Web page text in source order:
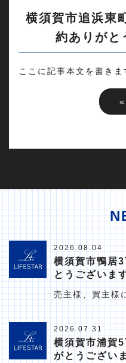
横須賀市追浜東
約ありがと
ここに記事本文を書きま
«
2026.08.04
横須賀市鴨居
とうございま
売主様、買主様
2026.07.31
横須賀市浦賀
がとうござい